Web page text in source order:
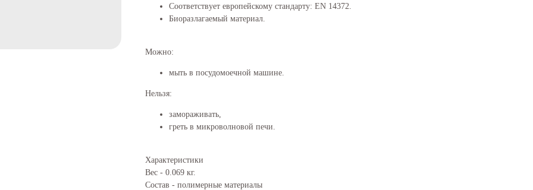
Соответствует европейскому стандарту: EN 14372.
Биоразлагаемый материал.
Можно:
мыть в посудомоечной машине.
Нельзя:
замораживать,
греть в микроволновой печи.
Характеристики
Вес - 0.069 кг.
Состав - полимерные материалы